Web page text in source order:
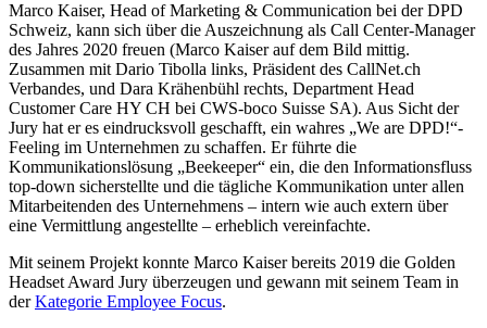
Marco Kaiser, Head of Marketing & Communication bei der DPD
Schweiz, kann sich über die Auszeichnung als Call Center-Manager
des Jahres 2020 freuen (Marco Kaiser auf dem Bild mittig.
Zusammen mit Dario Tibolla links, Präsident des CallNet.ch
Verbandes, und Dara Krähenbühl rechts, Department Head
Customer Care HY CH bei CWS-boco Suisse SA). Aus Sicht der
Jury hat er es eindrucksvoll geschafft, ein wahres „We are DPD!“-
Feeling im Unternehmen zu schaffen. Er führte die
Kommunikationslösung „Beekeeper“ ein, die den Informationsfluss
top-down sicherstellte und die tägliche Kommunikation unter allen
Mitarbeitenden des Unternehmens – intern wie auch extern über
eine Vermittlung angestellte – erheblich vereinfachte.
Mit seinem Projekt konnte Marco Kaiser bereits 2019 die Golden
Headset Award Jury überzeugen und gewann mit seinem Team in
derKategorie Employee Focus.